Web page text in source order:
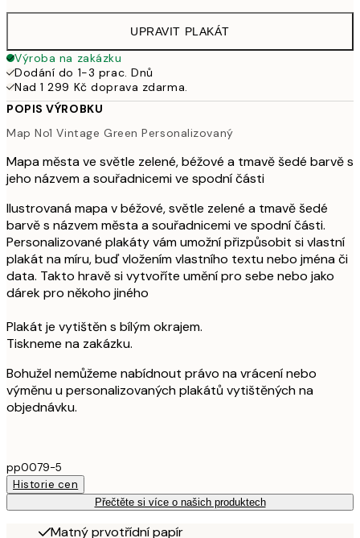
UPRAVIT PLAKÁT
Výroba na zakázku
Dodání do 1-3 prac. Dnů
Nad 1 299 Kč doprava zdarma.
POPIS VÝROBKU
Map No1 Vintage Green Personalizovaný
Mapa města ve světle zelené, béžové a tmavě šedé barvě s
jeho názvem a souřadnicemi ve spodní části
Ilustrovaná mapa v béžové, světle zelené a tmavě šedé
barvě s názvem města a souřadnicemi ve spodní části.
Personalizované plakáty vám umožní přizpůsobit si vlastní
plakát na míru, buď vložením vlastního textu nebo jména či
data. Takto hravě si vytvoříte umění pro sebe nebo jako
dárek pro někoho jiného
Plakát je vytištěn s bílým okrajem.
Tiskneme na zakázku.
Bohužel nemůžeme nabídnout právo na vrácení nebo
výměnu u personalizovaných plakátů vytištěných na
objednávku.
pp0079-5
Historie cen
Přečtěte si více o našich produktech
Matný prvotřídní papír